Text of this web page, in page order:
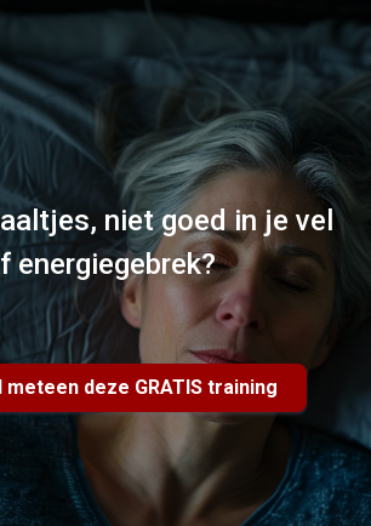
niet goed in je vel
energiegebrek?
meteen deze GRATIS training